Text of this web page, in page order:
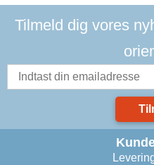
Tilmeld dig vores